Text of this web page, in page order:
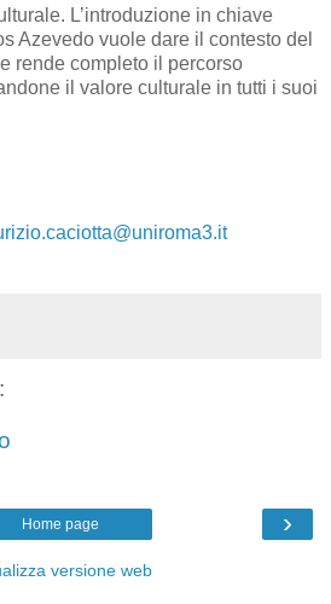
L’introduzione in chiave
Azevedo vuole dare il contesto del
rende completo il percorso
il valore culturale in tutti i suoi
›
Home page
versione web